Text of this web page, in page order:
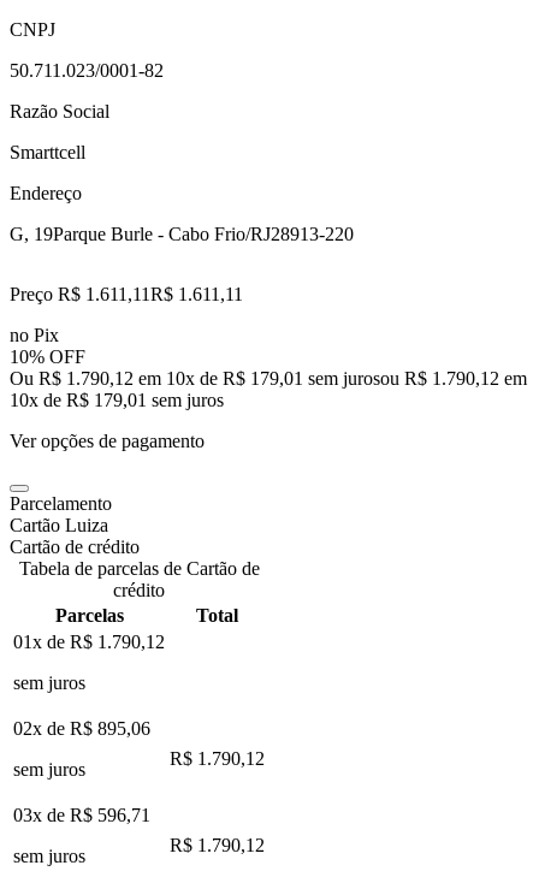
CNPJ
50.711.023/0001-82
Razão Social
Smarttcell
Endereço
G, 19Parque Burle - Cabo Frio/RJ28913-220
Preço R$ 1.611,11R$ 1.611 ,11
no Pix
10% OFF
Ou R$ 1.790,12 em 10x de R$ 179,01 sem jurosou R$ 1.790,12 em
10x de R$ 179,01 sem juros
Ver opções de pagamento
Parcelamento
Cartão Luiza
Cartão de crédito
Tabela de parcelas de Cartão de
crédito
Parcelas
Total
01x de R$ 1.790,12
sem juros
02x de R$ 895,06
sem juros
R$ 1.790,12
03x de R$ 596,71
sem juros
R$ 1.790,12